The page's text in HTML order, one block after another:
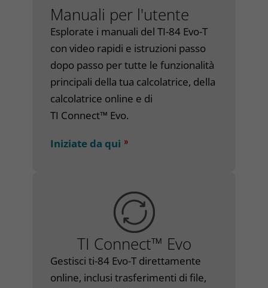
Manuali per l'utente
Esplorate i manuali del TI-84 Evo-T
con video rapidi e istruzioni passo
dopo passo per tutte le funzionalità
principali della tua calcolatrice, della
calcolatrice online e di
TI Connect™ Evo.
Iniziate da qui
TI Connect™ Evo
Gestisci ti-84 Evo-T direttamente
online, inclusi trasferimenti di file,